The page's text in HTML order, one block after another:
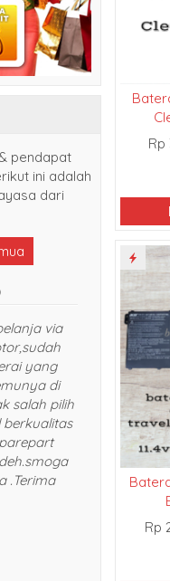
Rp
Rp
pendapat
ini adalah
dari
selalu
saya.
Indra W
Web di
cari
saya
dan produk
sekali.
laptop
makin